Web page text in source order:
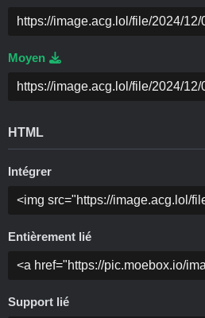
Moyen
HTML
Intégrer
Entièrement lié
Support lié